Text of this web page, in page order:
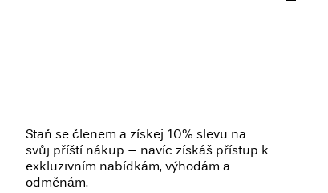
Staň se členem a získej 10% slevu na
svůj příští nákup – navíc získáš přístup k
exkluzivním nabídkám, výhodám a
odměnám.